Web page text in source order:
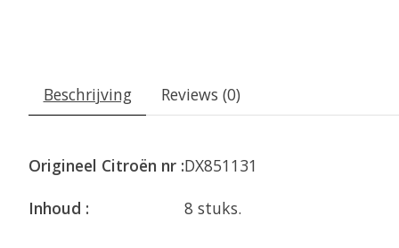
Beschrijving Reviews (0)
Origineel Citroën nr :DX851131
Inhoud :
8 stuks.